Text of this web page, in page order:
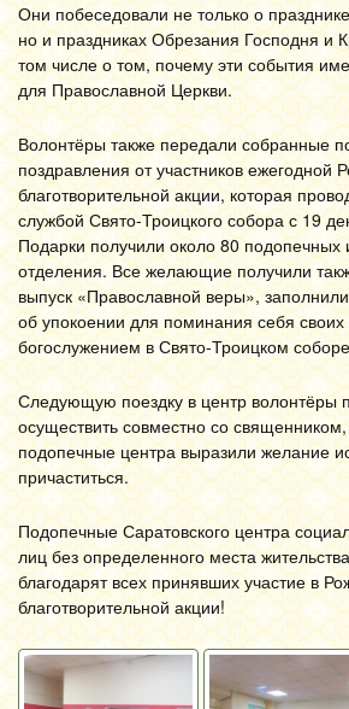
Они побеседовали не только о
но и праздниках Обрезания Господня и
том числе о том, почему эти события
для Православной Церкви.
Волонтёры также передали собранные
поздравления от участников ежегодной
благотворительной акции, которая
службой Свято-Троицкого собора с 19
Подарки получили около 80 подопечных
отделения. Все желающие получили
выпуск «Православной веры»,
об упокоении для поминания себя своих
богослужением в Свято-Троицком
Следующую поездку в центр волонтёры
осуществить совместно со священником,
подопечные центра выразили желание
причаститься.
Подопечные Саратовского центра
лиц без определенного места
благодарят всех принявших участие в
благотворительной акции!